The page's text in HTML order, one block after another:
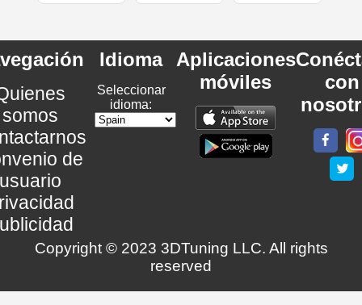
somos
de
Idioma
Seleccionar
idioma:
Aplicaciones
móviles
con
Copyright © 2023 3DTuning LLC. All rights
reserved